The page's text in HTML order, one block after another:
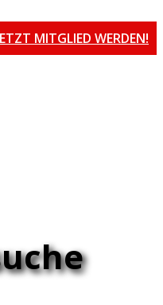
MITGLIED WERDEN!